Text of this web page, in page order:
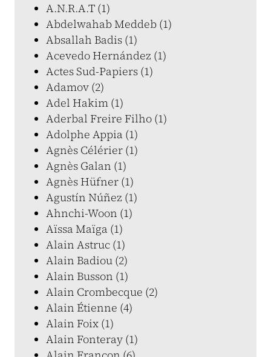
A.N.R.A.T (1)
Abdelwahab Meddeb (1)
Absallah Badis (1)
Acevedo Hernández (1)
Actes Sud-Papiers (1)
Adamov (2)
Adel Hakim (1)
Aderbal Freire Filho (1)
Adolphe Appia (1)
Agnès Célérier (1)
Agnès Galan (1)
Agnès Hüfner (1)
Agustín Núñez (1)
Ahnchi-Woon (1)
Aïssa Maïga (1)
Alain Astruc (1)
Alain Badiou (2)
Alain Busson (1)
Alain Crombecque (2)
Alain Étienne (4)
Alain Foix (1)
Alain Fonteray (1)